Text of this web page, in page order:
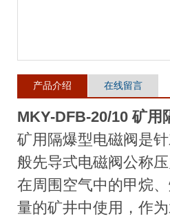
产品介绍 在线留言
MKY-DFB-20/10 矿用
矿用隔爆型电磁阀是
般先导式电磁阀公称
在周围空气中的甲烷
量的矿井中使用，作